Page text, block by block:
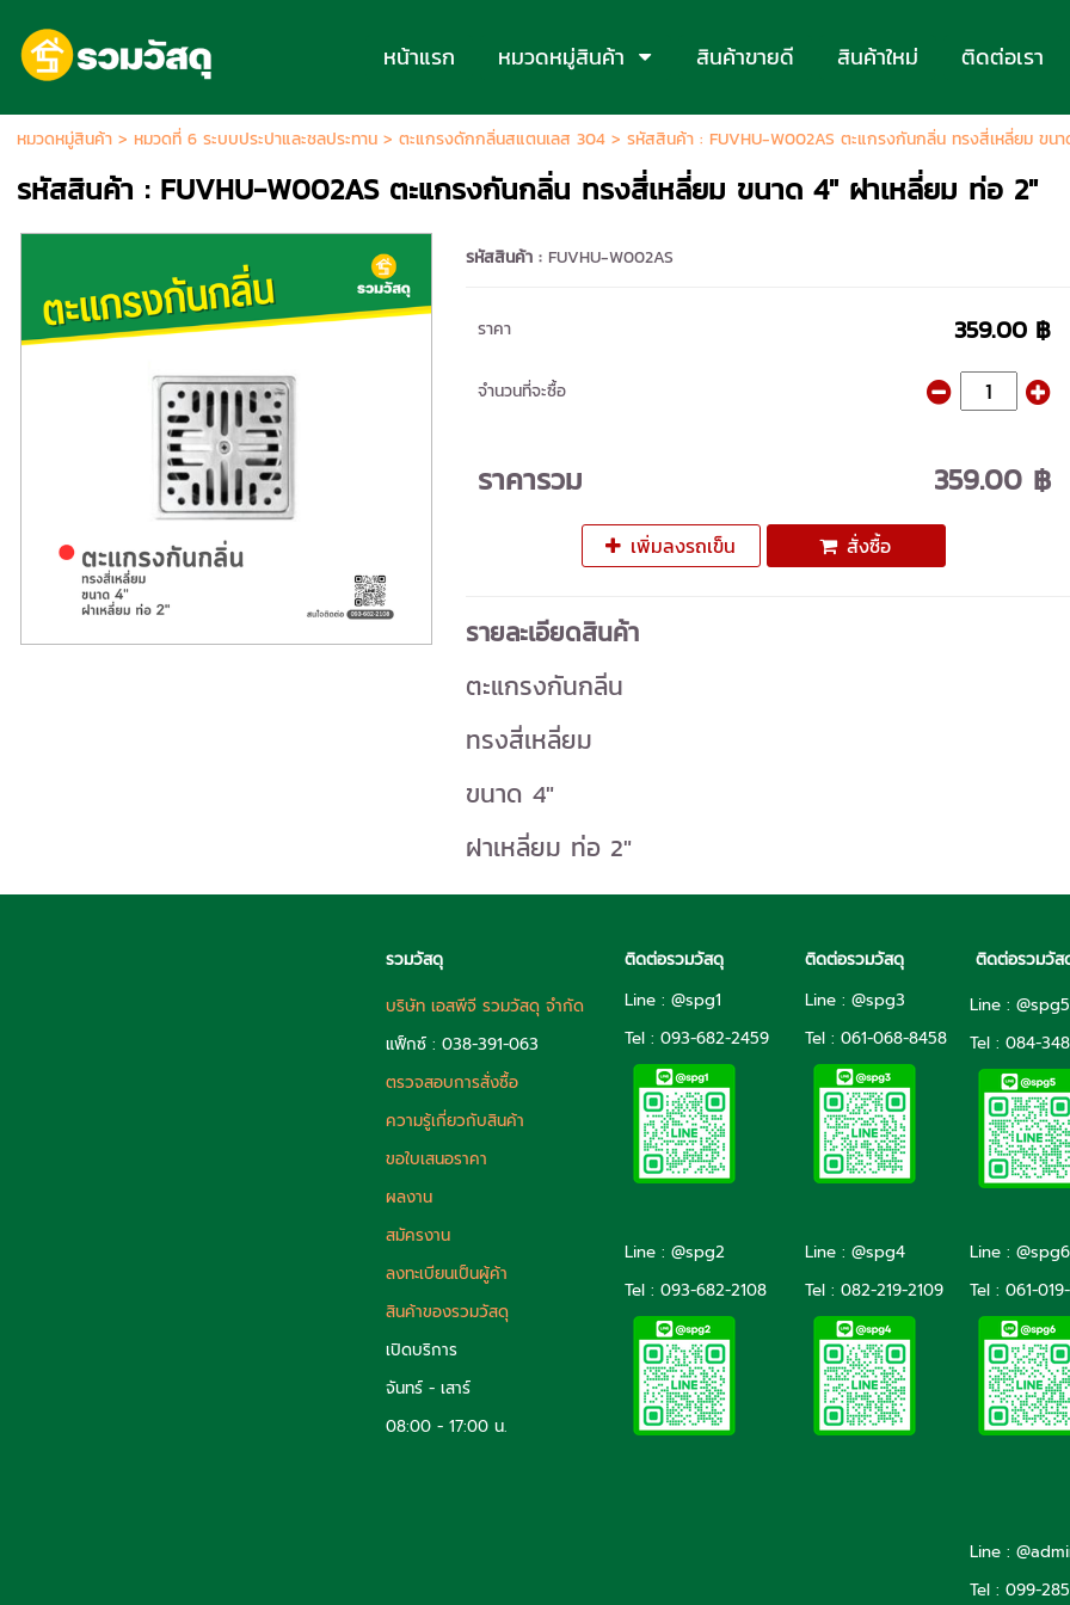
หน้าแรก หมวดหมู่สินค้า สินค้าขายดี สินค้าใหม่ ติดต่อเรา
หมวดหมู่สินค้า> หมวดที่ 6 ระบบประปาและชลประทาน> ตะแกรงดักกลิ่นสแตนเลส 304> รหัสสินค้า : FUVHU-W002AS ตะแกรงกันกลิ่น ทรงสี่เหลี่ยม ขน
รหัสสินค้า : FUVHU-W002AS ตะแกรงกันกลิ่น ทรงสี่เหลี่ยม ขนาด 4" ฝาเหลี่ยม ท่อ 2"
รหัสสินค้า : FUVHU-W002AS
ราคา 359.00 ฿
จำนวนที่จะซื้อ
ราคารวม 359.00 ฿
เพิ่มลงรถเข็น สั่งซื้อ
รายละเอียดสินค้า
ตะแกรงกันกลิ่น
ทรงสี่เหลี่ยม
ขนาด 4"
ฝาเหลี่ยม ท่อ 2"
รวมวัสดุ ติดต่อรวมวัสดุ ติดต่อรวมวัสดุ
ติดต่อรวมวัส
บริษัท เอสพีจี รวมวัสดุ จำกัด
แฟ็กซ์ : 038-391-063
ตรวจสอบการสั่งซื้อ
ความรู้เกี่ยวกับสินค้า
ขอใบเสนอราคา
ผลงาน
สมัครงาน
ลงทะเบียนเป็นผู้ค้า
สินค้าของรวมวัสดุ
เปิดบริการ
จันทร์ - เสาร์
08:00 - 17:00 น.
Line : @spg1
Tel : 093-682-2459
Line : @spg2
Tel : 093-682-2108
Line : @spg3
Tel : 061-068-8458
Line : @spg4
Tel : 082-219-2109
Line : @spg5
Tel : 084-
Line : @spg6
Tel : 061-
Line :
Tel : 099-